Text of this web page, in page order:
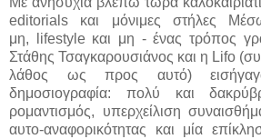
editorials και μόνιμες στήλες
μη, lifestyle και μη - ένας τρόπος
Στάθης Τσαγκαρουσιάνος και η Lifo
λάθος ως προς αυτό)
δημοσιογραφία: πολύ και
ρομαντισμός, υπερχείλιση
αυτο-αναφορικότητας και μία